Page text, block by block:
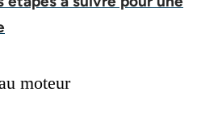
moteur